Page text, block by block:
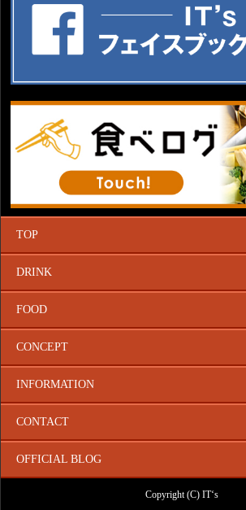
TOP
DRINK
FOOD
CONCEPT
INFORMATION
CONTACT
OFFICIAL BLOG
Copyright (C) IT‘s